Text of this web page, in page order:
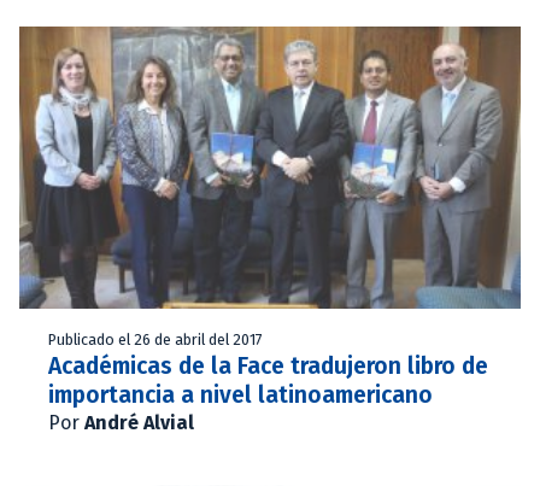
Publicado el 26 de abril del 2017
Académicas de la Face tradujeron libro de
importancia a nivel latinoamericano
Por André Alvial